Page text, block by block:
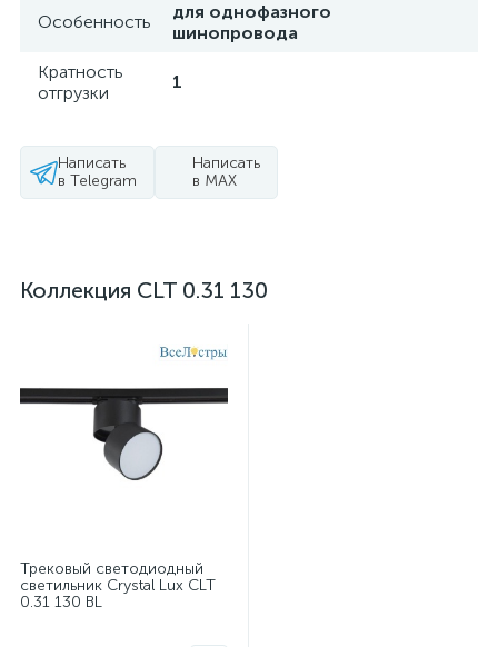
Особенность
для однофазного
шинопровода
Кратность
отгрузки
1
Написать
в Telegram
Написать
в MAX
Коллекция CLT 0.31 130
Трековый светодиодный
светильник Crystal Lux CLT
0.31 130 BL